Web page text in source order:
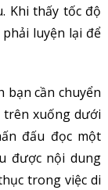
Khi thấy tốc độ
luyện lại để
bạn cần chuyển
xuống dưới
đấu đọc một
được nội dung
trong việc di